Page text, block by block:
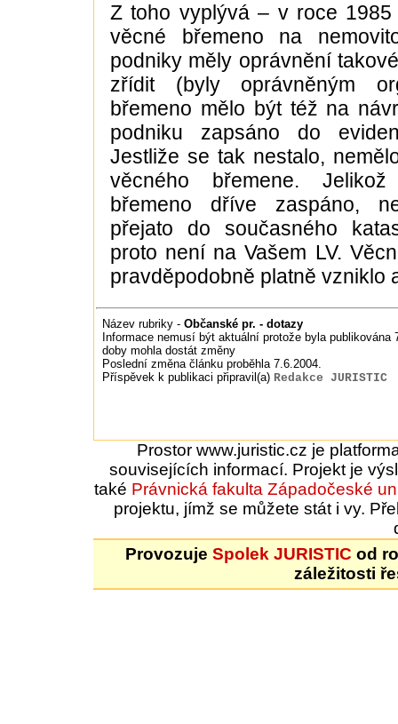
Z toho vyplývá – v roce
věcné břemeno na
podniky měly oprávnění
zřídit (byly oprávněným
břemeno mělo být též na
podniku zapsáno do
Jestliže se tak nestalo,
věcného břemene.
břemeno dříve zaspáno,
přejato do současného
proto není na Vašem LV.
pravděpodobně platně vzniklo
Název rubriky - Občanské pr. - dotazy
Informace nemusí být aktuální protože byla publikována
doby mohla dostát změny
Poslední změna článku proběhla 7.6.2004.
Příspěvek k publikaci připravil(a) Redakce JURISTIC
Prostor www.juristic.cz je
souvisejících informací. Projekt je
také Právnická fakulta Západočeské
projektu, jímž se můžete stát i vy.
Provozuje Spolek JURISTIC od
záležitosti